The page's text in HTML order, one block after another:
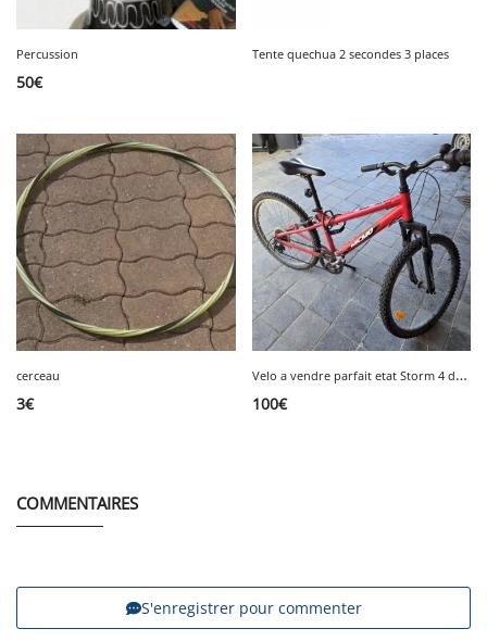
Percussion
50€
Tente quechua 2 secondes 3 places
cerceau
3€
V
elo a vendre parfait etat Storm 4 de 24 pouces, 100 €.
100€
COMMENTAIRES
S'enregistrer pour commenter